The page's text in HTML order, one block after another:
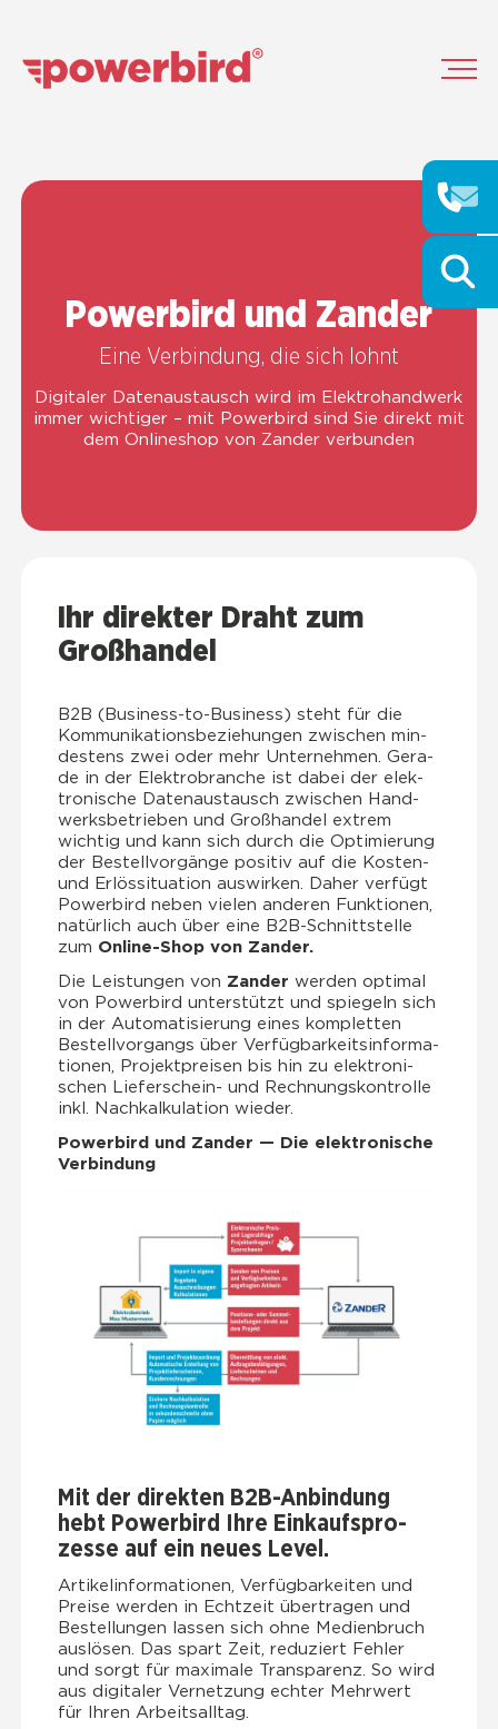
Power­bird und Zan­der
Eine Ver­bin­dung, die sich lohnt
Digi­ta­ler Daten­aus­tausch wird im Elek­tro­hand­werk
immer wich­ti­ger – mit Power­bird sind Sie direkt mit
dem Online­shop von Zan­der ver­bun­den
Ihr direk­ter Draht zum
Groß­han­del
B2B (Busi­ness-to-Busi­ness) steht für die
Kom­mu­ni­ka­ti­ons­be­zie­hun­gen zwi­schen min­
des­tens zwei oder mehr Unter­neh­men. Gera­
de in der Elek­tro­bran­che ist dabei der elek­
tro­ni­sche Daten­aus­tausch zwi­schen Hand­
werks­be­trie­ben und Groß­han­del extrem
wich­tig und kann sich durch die Opti­mie­rung
der Bestell­vor­gän­ge posi­tiv auf die Kos­ten-
und Erlös­si­tua­ti­on aus­wir­ken. Daher ver­fügt
Power­bird neben vie­len ande­ren Funk­tio­nen,
natür­lich auch über eine B2B-Schnitt­stel­le
zum Online-Shop von Zan­der.
Die Leis­tun­gen von Zan­der wer­den opti­mal
von Power­bird unter­stützt und spie­geln sich
in der Auto­ma­ti­sie­rung eines kom­plet­ten
Bestell­vor­gangs über Ver­füg­bar­keits­in­for­ma­
tio­nen, Pro­jekt­prei­sen bis hin zu elek­tro­ni­
schen Lie­fer­schein- und Rech­nungs­kon­trol­le
inkl. Nach­kal­ku­la­ti­on wie­der.
Power­bird und Zan­der — Die elek­tro­ni­sche
Ver­bin­dung
Mit der direk­ten B2B-Anbin­dung
hebt Power­bird Ihre Ein­kaufs­pro­
zes­se auf ein neu­es Level.
Arti­kel­in­for­ma­tio­nen, Ver­füg­bar­kei­ten und
Prei­se wer­den in Echt­zeit über­tra­gen und
Bestel­lun­gen las­sen sich ohne Medi­en­bruch
aus­lö­sen. Das spart Zeit, redu­ziert Feh­ler
und sorgt für maxi­ma­le Trans­pa­renz. So wird
aus digi­ta­ler Ver­net­zung ech­ter Mehr­wert
für Ihren Arbeits­all­tag.